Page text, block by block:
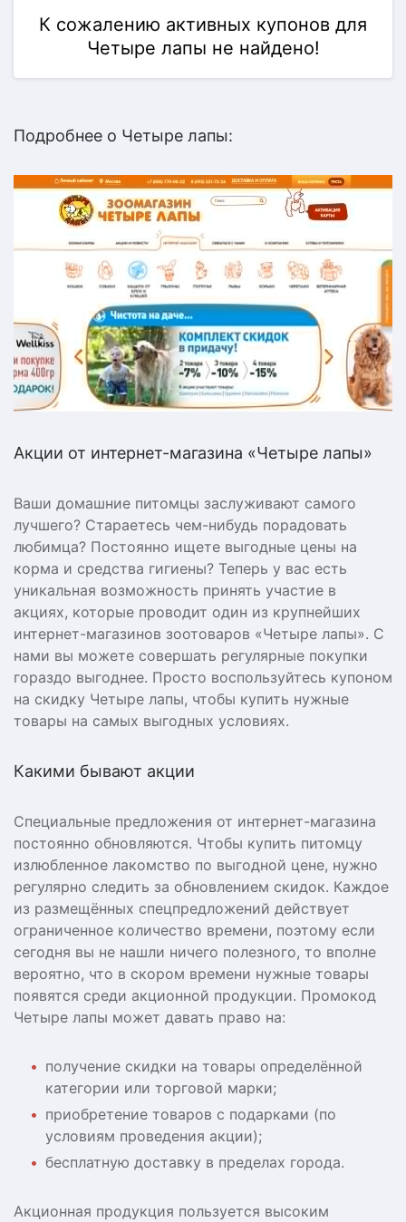
К сожалению активных купонов для
Четыре лапы не найдено!
Подробнее о Четыре лапы:
Акции от интернет-магазина «Четыре лапы»
Ваши домашние питомцы заслуживают самого
лучшего? Стараетесь чем-нибудь порадовать
любимца? Постоянно ищете выгодные цены на
корма и средства гигиены? Теперь у вас есть
уникальная возможность принять участие в
акциях, которые проводит один из крупнейших
интернет-магазинов зоотоваров «Четыре лапы». С
нами вы можете совершать регулярные покупки
гораздо выгоднее. Просто воспользуйтесь купоном
на скидку Четыре лапы, чтобы купить нужные
товары на самых выгодных условиях.
Какими бывают акции
Специальные предложения от интернет-магазина
постоянно обновляются. Чтобы купить питомцу
излюбленное лакомство по выгодной цене, нужно
регулярно следить за обновлением скидок. Каждое
из размещённых спецпредложений действует
ограниченное количество времени, поэтому если
сегодня вы не нашли ничего полезного, то вполне
вероятно, что в скором времени нужные товары
появятся среди акционной продукции. Промокод
Четыре лапы может давать право на:
получение скидки на товары определённой
категории или торговой марки;
приобретение товаров с подарками (по
условиям проведения акции);
бесплатную доставку в пределах города.
Акционная продукция пользуется высоким